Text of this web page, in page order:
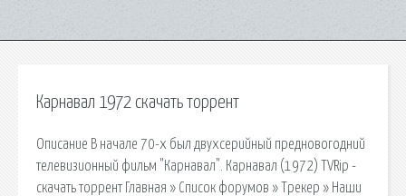
Карнавал 1972 скачать торрент
Описание В начале 70-х был двухсерийный предновогодний
телевизионный фильм "Карнавал". Карнавал (1972) TVRip -
скачать торрент Главная » Список форумов » Трекер » Наши